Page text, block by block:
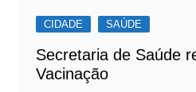
o
o
k
p
p
CIDADE SAÚDE
Secretaria de Saúde
Vacinação